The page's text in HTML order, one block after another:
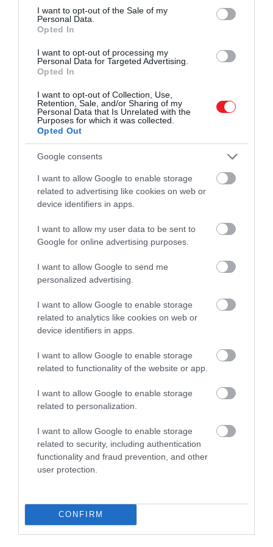
consent section.
I want to opt-out of the Sale of my
Personal Data.
Opted In
I want to opt-out of processing my
Personal Data for Targeted Advertising.
Opted In
I want to opt-out of Collection, Use,
Retention, Sale, and/or Sharing of my
Personal Data that Is Unrelated with the
Purposes for which it was collected.
Opted Out
Google consents
I want to allow Google to enable storage
related to advertising like cookies on web or
device identifiers in apps.
I want to allow my user data to be sent to
Google for online advertising purposes.
I want to allow Google to send me
personalized advertising.
I want to allow Google to enable storage
related to analytics like cookies on web or
device identifiers in apps.
I want to allow Google to enable storage
related to functionality of the website or app.
I want to allow Google to enable storage
related to personalization.
I want to allow Google to enable storage
related to security, including authentication
functionality and fraud prevention, and other
user protection.
CONFIRM
Nemrég elsöprő sikert aratott az Egy szobalány
vallomása című sorozat, amely hihetetlenül jól
Margaret Qualley) követi, aki megpróbálja eltartani
magát és lányát, miközben elmenekül érzelmileg
bántalmazó ex-pasija elől. A sorozat végigköveti,
ahogyan egyedülállóként eligazodik az életben, és
közben foglalkozik a kormánnyal, a családjával, és
stabil életet biztosít a lányának. A sorozat nyers és
érzelmes, tökéletes azok számára, akik szeretik, ha
megszorongatják kicsit a szívüket.
​4. A vezércsel (2020)
A kultikus sorozat, A vezércsel tökéletes arra, hogy
egyhuzamban végignézd. Részben korabeli dráma,
középpontjában Beth Harmon(Anya Taylor-Joy
egy függőséggel küzdő, árván maradt
sakkcsodagyerek áll. A sorozatban alaposan feltárják
a kábítószerrel való küzdelmét, így végig
drukkolhatunk neki. A sorozat hét izgalmas
​5. Az örökösnő (2022)
A New York-i társasági életet élőAnna Sorokin
története által inspirálva jött létre a
által rendezett Az örökösnő. Akár ismered az igazi
Anna Sorokint, akár nem, a széked karfájába
kapaszkodva fogod várni, hogy megtudd, milyen
cselszövést sikerül Annának legközelebb
szellemes, koherens forgatókönyvvel és lenyűgöző
kosztümökkel rendelkezik − mindezek együttesen
egy briliáns dráma minisorozatot alkotnak, amelyet